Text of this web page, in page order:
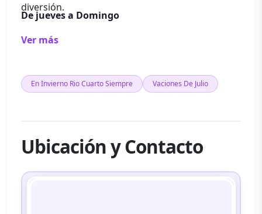
diversión.
De jueves a Domingo
Ver más
En Invierno Rio Cuarto Siempre Vaciones De Julio
Ubicación y Contacto